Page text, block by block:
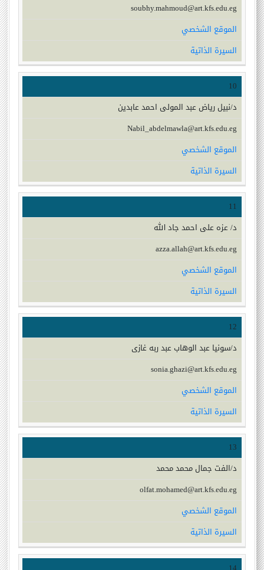
soubhy.mahmoud@art.kfs.edu.eg
الموقع الشخصي
السيرة الذاتية
10
د/نبيل رياض عبد المولى احمد عابدين
Nabil_abdelmawla@art.kfs.edu.eg
الموقع الشخصي
السيرة الذاتية
11
د/ عزه على احمد جاد الله
azza.allah@art.kfs.edu.eg
الموقع الشخصي
السيرة الذاتية
12
د/سونيا عبد الوهاب عبد ربه غازى
sonia.ghazi@art.kfs.edu.eg
الموقع الشخصي
السيرة الذاتية
13
د/الفت جمال محمد محمد
olfat.mohamed@art.kfs.edu.eg
الموقع الشخصي
السيرة الذاتية